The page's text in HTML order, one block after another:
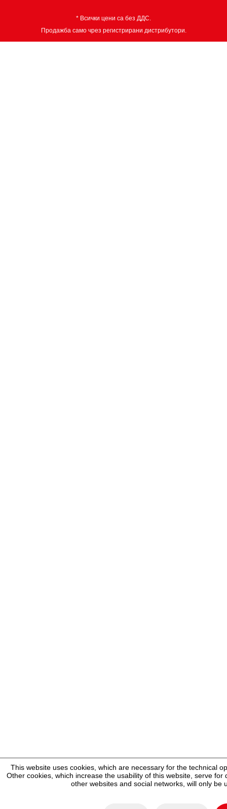
* Всички цени са без ДДС.
Продажба само чрез регистрирани дистрибутори.
This website uses cookies, which are necessary for the technical
Other cookies, which increase the usability of this website, serve
other websites and social networks, will only be